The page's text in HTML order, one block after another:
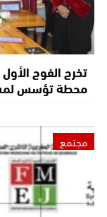
تخرج الفوج
محطة تؤسس
مجتمع